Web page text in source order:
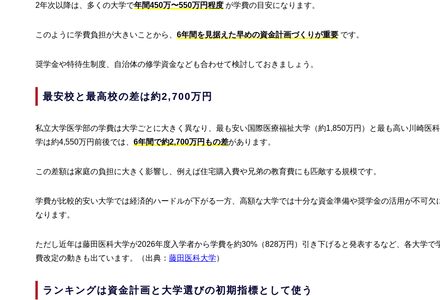
2年次以降は、多くの大学で年間450万〜550万円程度 が学費の目安になります。
このように学費負担が大きいことから、 6年間を見据えた早めの資金計画づくりが重要 です。
奨学金や特待生制度、自治体の修学資金なども合わせて検討しておきましょう。
最安校と最高校の差は約2,700万円
私立大学医学部の学費は大学ごとに大きく異なり、最も安い国際医療福祉大学（約1,850万円）と最も高い川崎医
学は約4,550万円前後では、 6年間で約2,700万円もの差があります。
この差額は家庭の負担に大きく影響し、例えば住宅購入費や兄弟の教育費にも匹敵する規模です。
学費が比較的安い大学では経済的ハードルが下がる一方、高額な大学では十分な資金準備や奨学金の活用が不可欠
なります。
ただし近年は藤田医科大学が2026年度入学者から学費を約30%（828万円）引き下げると発表するなど、各大学で
費改定の動きも出ています。（出典： 藤田医科大学）
ランキングは資金計画と大学選びの初期指標として使う